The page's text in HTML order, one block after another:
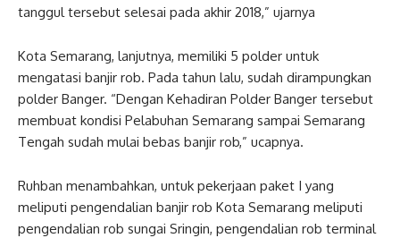
tanggul tersebut selesai pada akhir 2018,” ujarnya
Kota Semarang, lanjutnya, memiliki 5 polder untuk
mengatasi banjir rob. Pada tahun lalu, sudah dirampungkan
polder Banger. “Dengan Kehadiran Polder Banger tersebut
membuat kondisi Pelabuhan Semarang sampai Semarang
Tengah sudah mulai bebas banjir rob,” ucapnya.
Ruhban menambahkan, untuk pekerjaan paket I yang
meliputi pengendalian banjir rob Kota Semarang meliputi
pengendalian rob sungai Sringin, pengendalian rob terminal